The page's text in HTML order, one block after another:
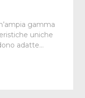
gamma
uniche
adatte…